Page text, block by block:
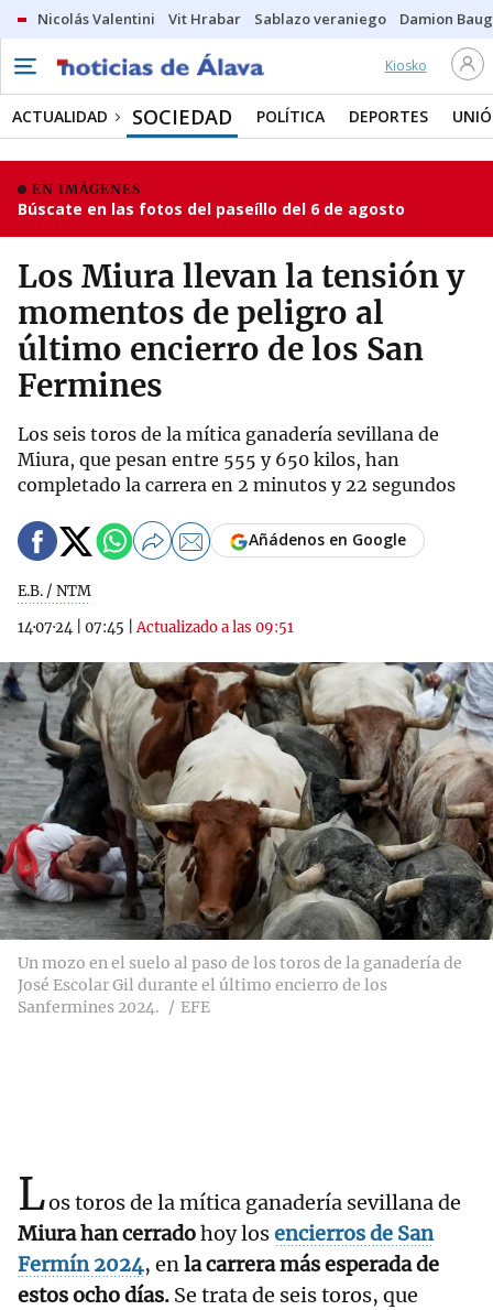
Nicolás Valentini Vit Hrabar Sablazo veraniego Damion
Kiosko
ACTUALIDAD SOCIEDAD POLÍTICA DEPORTES
EN IMÁGENES
Búscate en las fotos del paseíllo del 6 de agosto
Los Miura llevan la tensión y
momentos de peligro al
último encierro de los San
Fermines
Los seis toros de la mítica ganadería sevillana de
Miura, que pesan entre 555 y 650 kilos, han
completado la carrera en 2 minutos y 22 segundos
E.B. / NTM
14·07·24
07:45 |Actualizado a las 09:51
Añádenos en Google
Un mozo en el suelo al paso de los toros de la ganadería de
José Escolar Gil durante el último encierro de los
Sanfermines 2024.
EFE
Los toros de la mítica ganadería sevillana de
Miura han cerradohoy losencierros de San
Fermín 2024, enla carrera más esperada de
estos ocho días. Se trata de seis toros, que